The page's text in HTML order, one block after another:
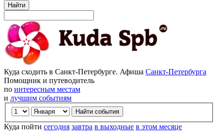
Найти
Куда сходить в Санкт-Петербурге. Афиша Санкт-Петербурга
Помощник и путеводитель
по интересным местам
и лучшим событиям
Куда пойти сегодня завтра в выходные в этом месяце